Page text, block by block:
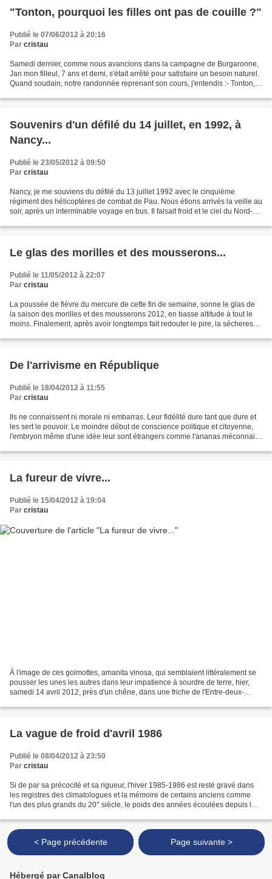
"Tonton, pourquoi les filles ont pas de couille ?"
Publié le 07/06/2012 à 20:16
Par cristau
Samedi dernier, comme nous avancions dans la campagne de Burgaronne,
Jan mon filleul, 7 ans et demi, s'était arrêté pour satisfaire un besoin naturel.
Quand soudain, notre randonnée reprenant son cours, j'entendis :- Tonton,
Souvenirs d'un défilé du 14 juillet, en 1992, à
Nancy...
Publié le 23/05/2012 à 09:50
Par cristau
Nancy, je me souviens du défilé du 13 juillet 1992 avec le cinquième
régiment des hélicoptères de combat de Pau. Nous étions arrivés la veille au
soir, après un interminable voyage en bus. Il faisait froid et le ciel du Nord-
Le glas des morilles et des mousserons...
Publié le 11/05/2012 à 22:07
Par cristau
La poussée de fièvre du mercure de cette fin de semaine, sonne le glas de
la saison des morilles et des mousserons 2012, en basse altitude à tout le
moins. Finalement, après avoir longtemps fait redouter le pire, la sécheresse
De l'arrivisme en République
Publié le 18/04/2012 à 11:55
Par cristau
Ils ne connaissent ni morale ni embarras. Leur fidélité dure tant que dure et
les sert le pouvoir. Le moindre début de conscience politique et citoyenne,
l'embryon même d'une idée leur sont étrangers comme l'ananas méconnait
La fureur de vivre...
Publié le 15/04/2012 à 19:04
Par cristau
À l'image de ces golmottes, amanita vinosa, qui semblaient littéralement se
pousser les unes les autres dans leur impatience à sourdre de terre, hier,
samedi 14 avril 2012, près d'un chêne, dans une friche de l'Entre-deux-
La vague de froid d'avril 1986
Publié le 08/04/2012 à 23:50
Par cristau
Si de par sa précocité et sa rigueur, l'hiver 1985-1986 est resté gravé dans
les registres des climatologues et la mémoire de certains anciens comme
l'un des plus grands du 20° siècle, le poids des années écoulées depuis lors
< Page précédente Page suivante >
Hébergé par Canalblog